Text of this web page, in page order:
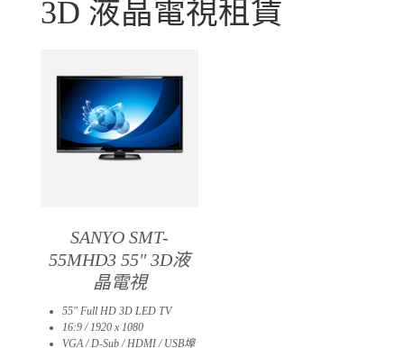
3D 液晶電視租賃
SANYO SMT-
55MHD3 55″ 3D液
晶電視
55″ Full HD 3D LED TV
16:9 / 1920 x 1080
VGA / D-Sub / HDMI / USB埠